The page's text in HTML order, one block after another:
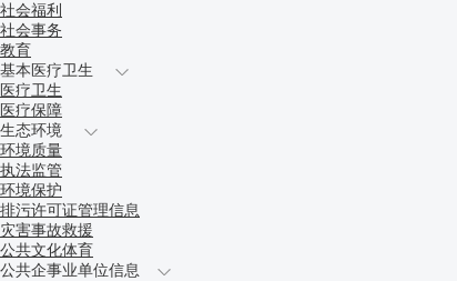
社会福利
社会事务
教育
基本医疗卫生
医疗卫生
医疗保障
生态环境
环境质量
执法监管
环境保护
排污许可证管理信息
灾害事故救援
公共文化体育
公共企事业单位信息